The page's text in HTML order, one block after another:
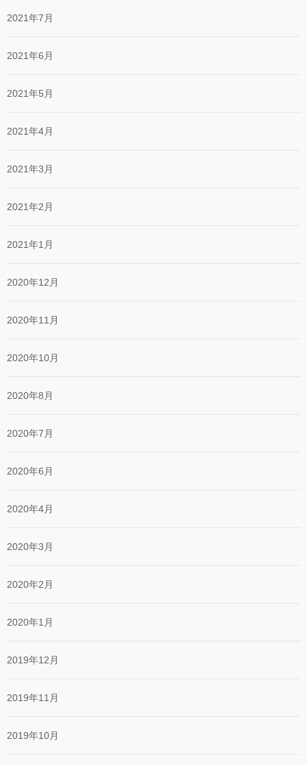
2021年7月
2021年6月
2021年5月
2021年4月
2021年3月
2021年2月
2021年1月
2020年12月
2020年11月
2020年10月
2020年8月
2020年7月
2020年6月
2020年4月
2020年3月
2020年2月
2020年1月
2019年12月
2019年11月
2019年10月